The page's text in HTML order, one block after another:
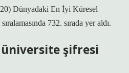
Dünyadaki En İyi Küresel
732. sırada yer aldı.
şifresi